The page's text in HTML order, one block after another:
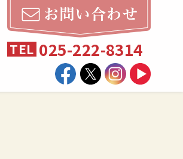
TEL 025-222-8314